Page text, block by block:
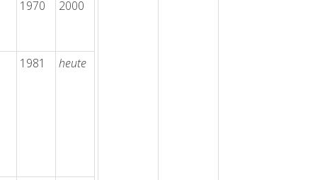
1970 2000
1981 heute